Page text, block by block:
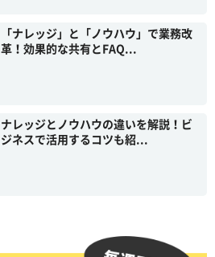
「ナレッジ」と「ノウハウ」で業務改
革！効果的な共有とFAQ...
ナレッジとノウハウの違いを解説！ビ
ジネスで活用するコツも紹...